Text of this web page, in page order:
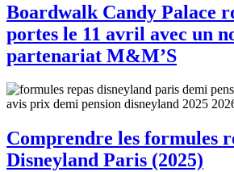
Boardwalk Candy Palace
portes le 11 avril avec un
partenariat M&M’S
Comprendre les formules
Disneyland Paris (2025)